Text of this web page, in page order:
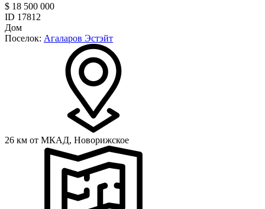
$ 18 500 000
ID 17812
Дом
Поселок: Агаларов Эстэйт
26 км от МКАД, Новорижское